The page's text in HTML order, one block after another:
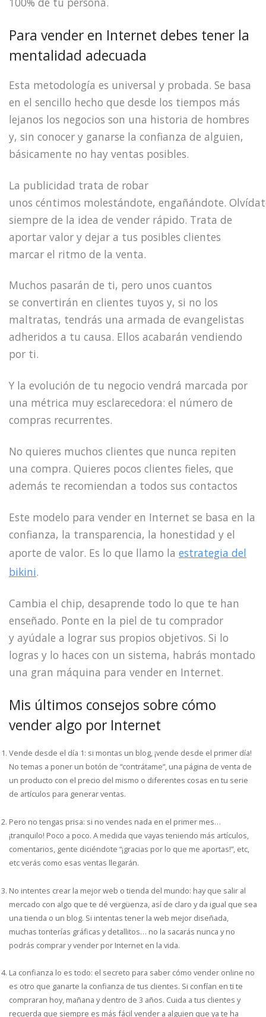
Para vender en Internet debes tener la
mentalidad adecuada
Esta metodología es universal y probada. Se basa
en el sencillo hecho que desde los tiempos más
lejanos los negocios son una historia de hombres
y, sin conocer y ganarse la confianza de alguien,
básicamente no hay ventas posibles.
La publicidad trata de robar
unos céntimos molestándote, engañándote.
siempre de la idea de vender rápido. Trata de
aportar valor y dejar a tus posibles clientes
marcar el ritmo de la venta.
Muchos pasarán de ti, pero unos cuantos
se convertirán en clientes tuyos y, si no los
maltratas, tendrás una armada de evangelistas
adheridos a tu causa. Ellos acabarán vendiendo
por ti.
Y la evolución de tu negocio vendrá marcada por
una métrica muy esclarecedora: el número de
compras recurrentes.
No quieres muchos clientes que nunca repiten
una compra. Quieres pocos clientes fieles, que
además te recomiendan a todos sus contactos
Este modelo para vender en Internet se basa en la
confianza, la transparencia, la honestidad y el
aporte de valor. Es lo que llamo la estrategia del
bikini.
Cambia el chip, desaprende todo lo que te han
enseñado. Ponte en la piel de tu comprador
y ayúdale a lograr sus propios objetivos. Si lo
logras y lo haces con un sistema, habrás montado
una gran máquina para vender en Internet.
Mis últimos consejos sobre cómo
vender algo por Internet
Vende desde el día 1: si montas un blog, ¡vende desde el primer día!
No temas a poner un botón de “contrátame”, una página de venta de
un producto con el precio del mismo o diferentes cosas en tu serie
de artículos para generar ventas.
Pero no tengas prisa: si no vendes nada en el primer mes…
¡tranquilo! Poco a poco. A medida que vayas teniendo más artículos,
comentarios, gente diciéndote “¡gracias por lo que me aportas!”, etc,
etc verás como esas ventas llegarán.
No intentes crear la mejor web o tienda del mundo: hay que salir al
mercado con algo que te dé vergüenza, así de claro y da igual que sea
una tienda o un blog. Si intentas tener la web mejor diseñada,
muchas tonterías gráficas y detallitos… no la sacarás nunca y no
podrás comprar y vender por Internet en la vida.
La confianza lo es todo: el secreto para saber cómo vender online no
es otro que ganarte la confianza de tus clientes. Si confían en ti te
compraran hoy, mañana y dentro de 3 años. Cuida a tus clientes y
recuerda que siempre es más fácil vender a alguien que ya te ha